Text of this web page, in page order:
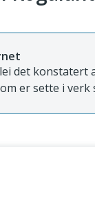
det
er sette i